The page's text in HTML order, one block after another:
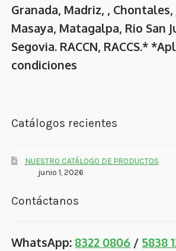
Granada, Madriz, ,
Masaya, Matagalpa, Rio San
Segovia. RACCN, RACCS.*
condiciones
Catálogos recientes
NUESTRO CATÁLOGO DE PRODUCTOS
junio 1, 2026
Contáctanos
WhatsApp: 8322 0806 / 5838